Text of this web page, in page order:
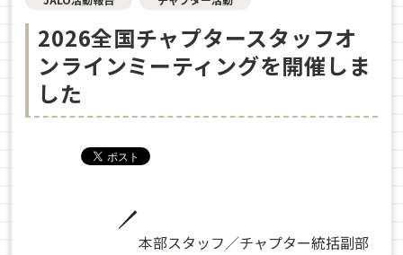
2026全国チャプタースタッフオ
ンラインミーティングを開催しま
した
本部スタッフ／チャプター統括副部